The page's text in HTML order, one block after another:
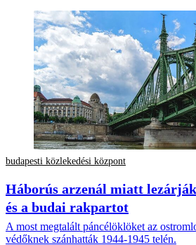
budapesti közlekedési központ
Háborús arzenál miatt
és a budai rakpartot
A most megtalált páncélöklöket az
védőknek szánhatták 1944-1945 telén.